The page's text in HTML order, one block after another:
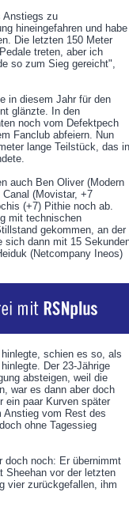
Anstiegs zu
hineingefahren und habe
Die letzten 150 Meter
treten, aber ich
so zum Sieg gereicht",
in diesem Jahr für den
glänzte. In den
noch vom Defektpech
Fanclub abfeiern. Nun
lange Teilstück, das in
auch Ben Oliver (Modern
(Movistar, +7
(+7) Pithie noch ab.
mit technischen
gekommen, an der
sich dann mit 15
(Netcompany Ineos)
schien es so, als
Der 23-Jährige
absteigen, weil die
war es dann aber doch
ein paar Kurven später
Anstieg vom Rest des
ohne Tagessieg
doch noch: Er übernimmt
Sheehan vor der letzten
vier zurückgefallen, ihm